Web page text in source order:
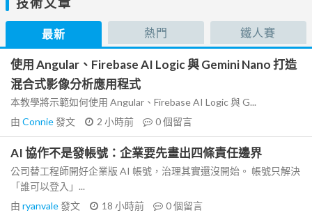
最新 熱門 鐵人賽
使用 Angular、Firebase AI Logic 與 Gemini Nano 打造
混合式影像分析應用程式
本教學將示範如何使用 Angular、Firebase AI Logic 與 G...
由 Connie發文 2 小時前 0個留言
AI 協作不是發帳號：企業要先畫出四條責任邊界
公司替工程師開好企業版 AI 帳號，治理其實還沒開始。 帳號只解決
「誰可以登入」...
由 ryanvale發文 18 小時前 0個留言